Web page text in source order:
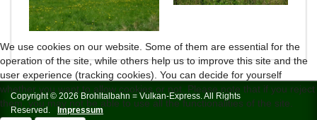
Copyright © 2026 Brohltalbahn = Vulkan-Express. All Rights
Reserved.
Impressum
We use cookies on our website. Some of them are essential for the
operation of the site, while others help us to improve this site and the
user experience (tracking cookies). You can decide for yourself
whether you want to allow cookies or not. Please note that if you reject
them, you may not be able to use all the functionalities of the site.